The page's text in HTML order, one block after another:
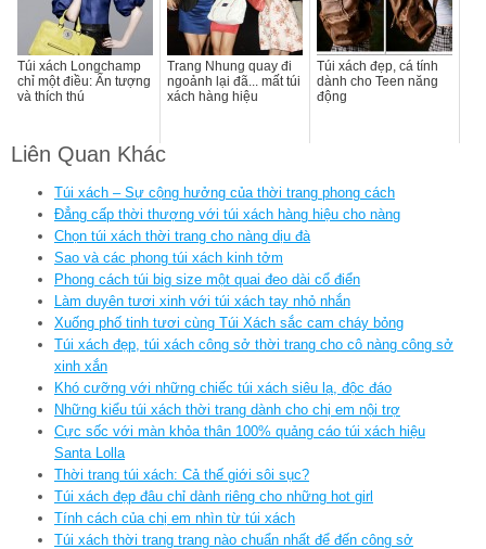
Túi xách Longchamp
chỉ một điều: Ấn tượng
và thích thú
Trang Nhung quay đi
ngoảnh lại đã... mất túi
xách hàng hiệu
Túi xách đẹp, cá tính
dành cho Teen năng
động
Liên Quan Khác
Túi xách – Sự cộng hưởng của thời trang phong cách
Đẳng cấp thời thượng với túi xách hàng hiệu cho nàng
Chọn túi xách thời trang cho nàng dịu đà
Sao và các phong túi xách kinh tởm
Phong cách túi big size một quai đeo dài cổ điển
Làm duyên tươi xinh với túi xách tay nhỏ nhắn
Xuống phố tinh tươi cùng Túi Xách sắc cam cháy bỏng
Túi xách đẹp, túi xách công sở thời trang cho cô nàng công sở
xinh xắn
Khó cưỡng với những chiếc túi xách siêu lạ, độc đáo
Những kiểu túi xách thời trang dành cho chị em nội trợ
Cực sốc với màn khỏa thân 100% quảng cáo túi xách hiệu
Santa Lolla
Thời trang túi xách: Cả thế giới sôi sục?
Túi xách đẹp đâu chỉ dành riêng cho những hot girl
Tính cách của chị em nhìn từ túi xách
Túi xách thời trang trang nào chuẩn nhất để đến công sở